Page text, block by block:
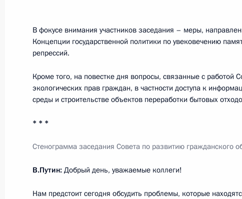
Совещание по экономическим
24 ноября 2017 года, 16:40 Сочи
23 ноября 2017 года, четверг
23 ноября 2017 года, 18:00 Сочи
22 ноября 2017 года, среда
В фокусе внимания участников заседания – меры,
Концепции государственной политики по увековечению
репрессий.
Кроме того, на повестке дня вопросы, связанные с работой
экологических прав граждан, в частности доступа к
среды и строительстве объектов переработки бытовых
* * *
Стенограмма заседания Совета по развитию гражданского
В.Путин: Добрый день, уважаемые коллеги!
Нам предстоит сегодня обсудить проблемы, которые